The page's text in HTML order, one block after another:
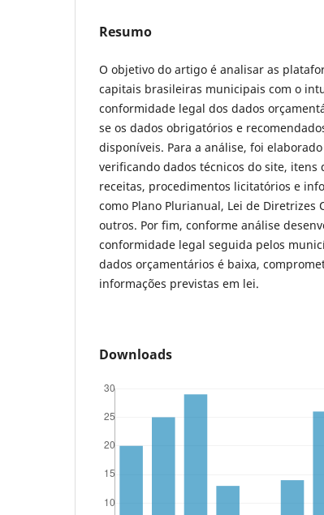
Resumo
O objetivo do artigo é analisar as
capitais brasileiras municipais com o
conformidade legal dos dados
se os dados obrigatórios e
disponíveis. Para a análise, foi
verificando dados técnicos do site, itens
receitas, procedimentos licitatórios e
como Plano Plurianual, Lei de Diretrizes
outros. Por fim, conforme análise
conformidade legal seguida pelos
dados orçamentários é baixa,
informações previstas em lei.
Downloads